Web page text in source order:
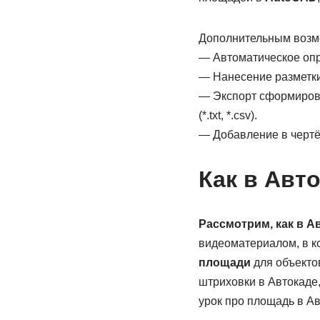
Дополнительным
— Автоматическое
— Нанесение
— Экспорт
(*.txt, *.csv).
— Добавление в
Как в
Рассмотрим, как в
видеоматериалом, в
площади для
штриховки в
урок про площадь в